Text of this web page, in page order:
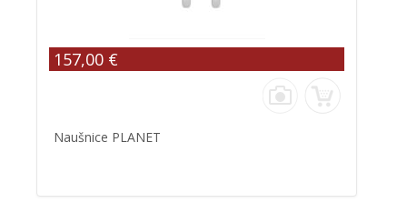
157,00 €
Naušnice PLANET